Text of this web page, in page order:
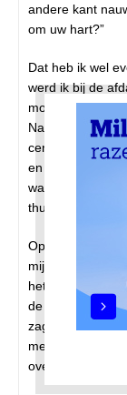
andere kant
om uw hart?”
Dat heb ik wel
werd ik bij de
mooie dame te
Natuurlijk. Ging
centrum. Daar
en vroeg haar
was onder de
thuis wat te
Op de steiger
mijn onderbroek
het IJ was nog
de overkant.
zagen
me toe gooien.
overkant wilde